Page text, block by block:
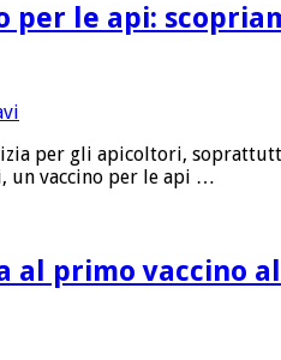
per le api:
per gli apicoltori,
un vaccino per le api …
al primo vaccino